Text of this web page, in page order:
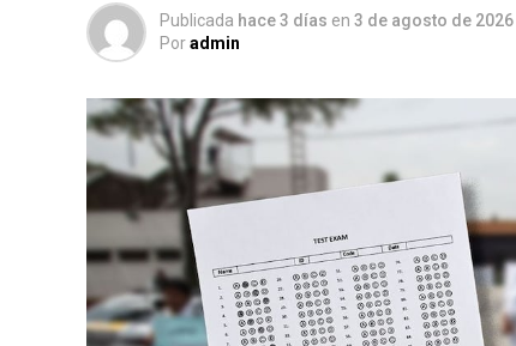
Publicada hace 3 días en 3 de agosto de 2026
Poradmin